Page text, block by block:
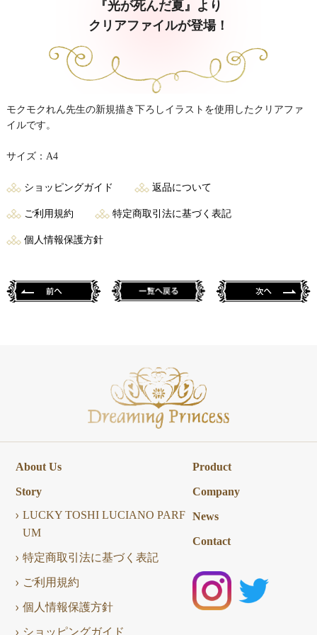
『光が死んだ夏』より
クリアファイルが登場！
モクモクれん先生の新規描き下ろしイラストを使用したクリアファ
イルです。
サイズ：A4
ショッピングガイド 返品について
ご利用規約 特定商取引法に基づく表記
個人情報保護方針
About Us
Story
LUCKY TOSHI LUCIANO PARF
UM
特定商取引法に基づく表記
ご利用規約
個人情報保護方針
ショッピングガイド
Product
Company
News
Contact